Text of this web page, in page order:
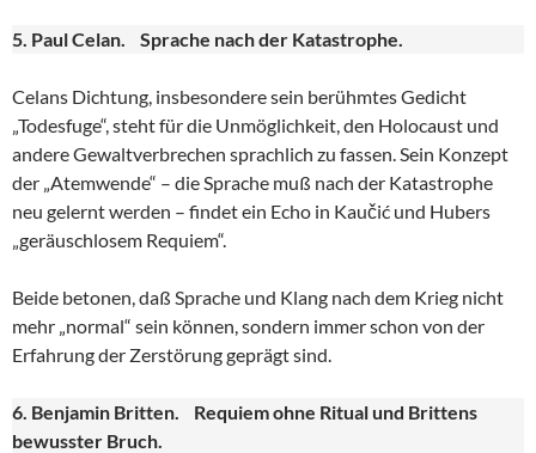
5. Paul Celan. Sprache nach der Katastrophe.
Celans Dichtung, insbesondere sein berühmtes Gedicht
„Todesfuge“, steht für die Unmöglichkeit, den Holocaust und
andere Gewaltverbrechen sprachlich zu fassen. Sein Konzept
der „Atemwende“ – die Sprache muß nach der Katastrophe
neu gelernt werden – findet ein Echo in Kaučić und Hubers
„geräuschlosem Requiem“.
Beide betonen, daß Sprache und Klang nach dem Krieg nicht
mehr „normal“ sein können, sondern immer schon von der
Erfahrung der Zerstörung geprägt sind.
6. Benjamin Britten. Requiem ohne Ritual und Brittens
bewusster Bruch.